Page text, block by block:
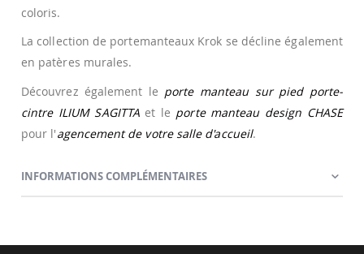
coloris.
La collection de portemanteaux Krok se décline également
en patères murales.
Découvrez également le porte manteau sur pied porte-
cintre ILIUM SAGITTAet le porte manteau design CHASE
pour l'agencement de votre salle d'accueil.
INFORMATIONS COMPLÉMENTAIRES